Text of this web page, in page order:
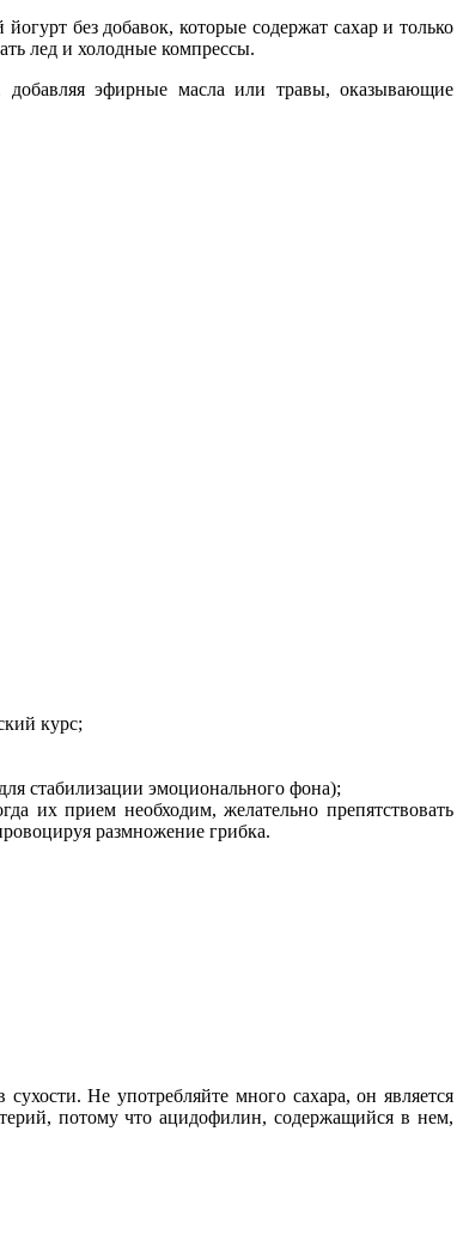
без добавок, которые содержат сахар и только
лед и холодные компрессы.
эфирные масла или травы, оказывающие
курс;
стабилизации эмоционального фона);
их прием необходим, желательно препятствовать
размножение грибка.
Не употребляйте много сахара, он является
потому что ацидофилин, содержащийся в нем,